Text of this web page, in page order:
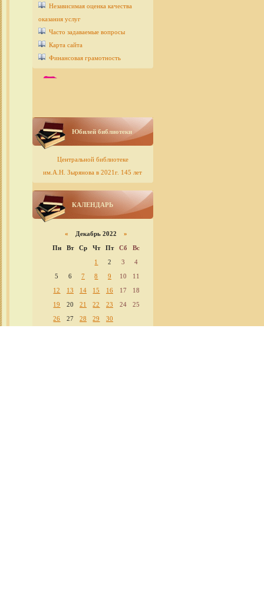
Независимая оценка качества
оказания услуг
Часто задаваемые вопросы
Карта сайта
Финансовая грамотность
Юбилей библиотеки
Центральной библиотеке
им.А.Н. Зырянова в 2021г. 145 лет
КАЛЕНДАРЬ
« Декабрь 2022 »
Пн
Вт Ср Чт Пт Сб
Вс
1
2 3
4
5
6 7 8 9 10
11
12
13 14 15 16 17
18
19
20 21 22 23 24
25
26
27 28 29 30